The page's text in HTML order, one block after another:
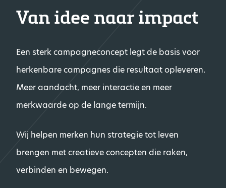
Van idee naar impact
Een sterk campagneconcept legt de basis voor
herkenbare campagnes die resultaat opleveren.
Meer aandacht, meer interactie en meer
merkwaarde op de lange termijn.
Wij helpen merken hun strategie tot leven
brengen met creatieve concepten die raken,
verbinden en bewegen.